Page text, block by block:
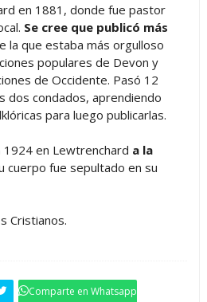
en 1881, donde fue pastor
Se cree que publicó más
la que estaba más orgulloso
populares de Devon y
de Occidente. Pasó 12
dos condados, aprendiendo
para luego publicarlas.
1924 en Lewtrenchard a la
cuerpo fue sepultado en su
Cristianos.
Comparte en Whatsapp